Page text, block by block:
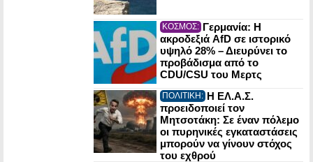
ΚΟΣΜΟΣ: Γερμανία: Η
ακροδεξιά AfD σε ιστορικό
υψηλό 28% – Διευρύνει το
προβάδισμα από το
CDU/CSU του Μερτς
ΠΟΛΙΤΙΚΗ: Η ΕΛ.Α.Σ.
προειδοποιεί τον
Μητσοτάκη: Σε έναν πόλεμο
οι πυρηνικές εγκαταστάσεις
μπορούν να γίνουν στόχος
του εχθρού